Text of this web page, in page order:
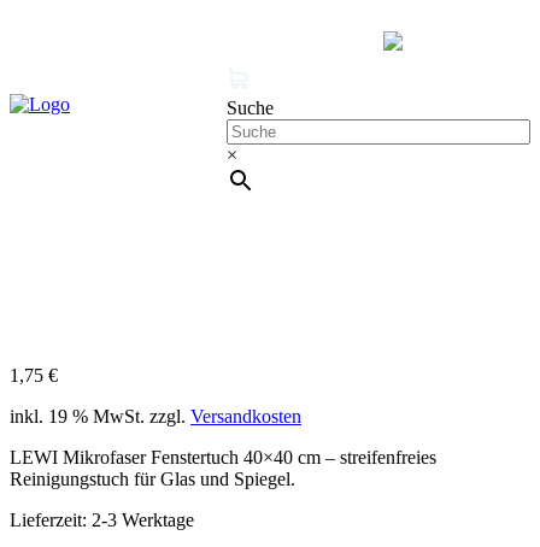
Suche
×
1,75 €
inkl. 19 % MwSt. zzgl. Versandkosten
LEWI Mikrofaser Fenstertuch 40×40 cm – streifenfreies
Reinigungstuch für Glas und Spiegel.
Lieferzeit: 2-3 Werktage